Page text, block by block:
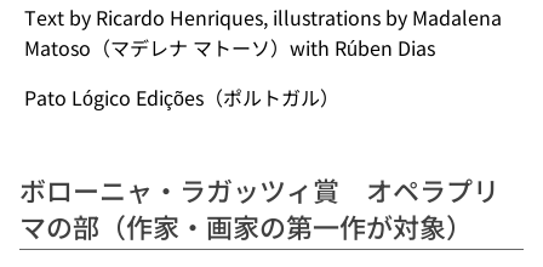
Text by Ricardo Henriques, illustrations by Madalena
Matoso（マデレナ マトーソ）with Rúben Dias
Pato Lógico Edições（ポルトガル）
ボローニャ・ラガッツィ賞 オペラプリ
マの部（作家・画家の第一作が対象）